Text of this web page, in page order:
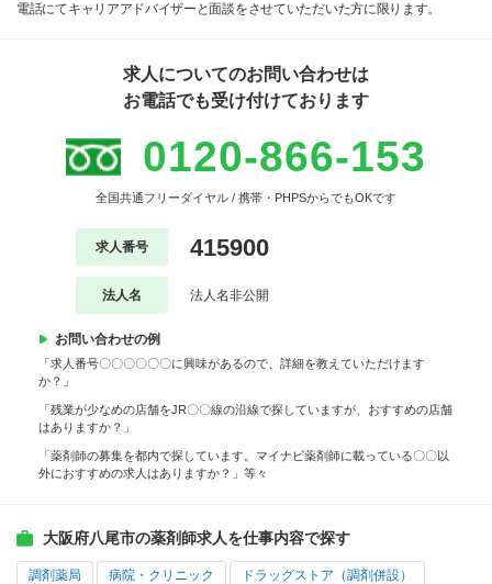
電話にてキャリアアドバイザーと面談をさせていただいた方に限ります。
求人についてのお問い合わせは
お電話でも受け付けております
0120-866-153
全国共通フリーダイヤル / 携帯・PHPSからでもOKです
求人番号 415900
法人名 法人名非公開
お問い合わせの例
「求人番号〇〇〇〇〇〇に興味があるので、詳細を教えていただけます
か？」
「残業が少なめの店舗をJR〇〇線の沿線で探していますが、おすすめの店舗
はありますか？」
「薬剤師の募集を都内で探しています。マイナビ薬剤師に載っている〇〇以
外におすすめの求人はありますか？」等々
大阪府八尾市の薬剤師求人を仕事内容で探す
調剤薬局 病院・クリニック ドラッグストア（調剤併設）